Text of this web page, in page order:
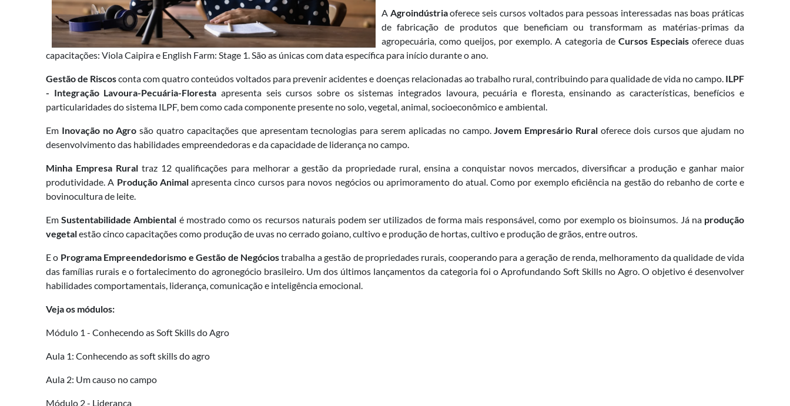
A Agroindústriaoferece seis cursos voltados para pessoas interessadas nas boas práticas
de fabricação de produtos que beneficiam ou transformam as matérias-primas da
agropecuária, como queijos, por exemplo. A categoria de Cursos Especiais oferece duas
capacitações: Viola Caipira e English Farm: Stage 1. São as únicas com data específica para início durante o ano.
Gestão de Riscosconta com quatro conteúdos voltados para prevenir acidentes e doenças relacionadas ao trabalho rural, contribuindo para qualidade de vida no campo. ILPF
- Integração Lavoura-Pecuária-Floresta apresenta seis cursos sobre os sistemas integrados lavoura, pecuária e floresta, ensinando as características, benefícios e
particularidades do sistema ILPF, bem como cada componente presente no solo, vegetal, animal, socioeconômico e ambiental.
Em Inovação no Agro são quatro capacitações que apresentam tecnologias para serem aplicadas no campo. Jovem Empresário Rural oferece dois cursos que ajudam no
desenvolvimento das habilidades empreendedoras e da capacidade de liderança no campo.
Minha Empresa Rural traz 12 qualificações para melhorar a gestão da propriedade rural, ensina a conquistar novos mercados, diversificar a produção e ganhar maior
produtividade. A Produção Animalapresenta cinco cursos para novos negócios ou aprimoramento do atual. Como por exemplo eficiência na gestão do rebanho de corte e
bovinocultura de leite.
EmSustentabilidade Ambiental é mostrado como os recursos naturais podem ser utilizados de forma mais responsável, como por exemplo os bioinsumos. Já na produção
vegetalestão cinco capacitações como produção de uvas no cerrado goiano, cultivo e produção de hortas, cultivo e produção de grãos, entre outros.
E o Programa Empreendedorismo e Gestão de Negóciostrabalha a gestão de propriedades rurais, cooperando para a geração de renda, melhoramento da qualidade de vida
das famílias rurais e o fortalecimento do agronegócio brasileiro. Um dos últimos lançamentos da categoria foi o Aprofundando Soft Skills no Agro. O objetivo é desenvolver
habilidades comportamentais, liderança, comunicação e inteligência emocional.
Veja os módulos:
Módulo 1 - Conhecendo as Soft Skills do Agro
Aula 1: Conhecendo as soft skills do agro
Aula 2: Um causo no campo
Módulo 2 - Liderança